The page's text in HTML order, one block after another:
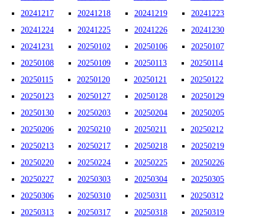
20241217
20241218 20241219
20241223
20241224
20241225 20241226
20241230
20241231
20250102 20250106
20250107
20250108
20250109 20250113
20250114
20250115
20250120 20250121
20250122
20250123
20250127 20250128
20250129
20250130
20250203 20250204
20250205
20250206
20250210 20250211
20250212
20250213
20250217 20250218
20250219
20250220
20250224 20250225
20250226
20250227
20250303 20250304
20250305
20250306
20250310 20250311
20250312
20250313
20250317 20250318
20250319